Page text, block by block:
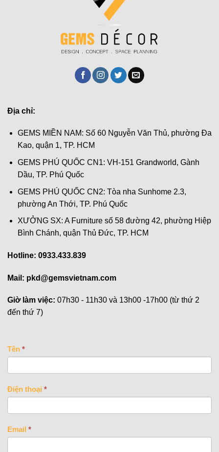
Địa chỉ:
GEMS MIỀN NAM: Số 60 Nguyễn Văn Thủ, phường Đa
Kao, quận 1, TP. HCM
GEMS PHÚ QUỐC CN1: VH-151 Grandworld, Gành
Dầu, TP. Phú Quốc
GEMS PHÚ QUỐC CN2: Tòa nha Sunhome 2.3,
phường An Thới, TP. Phú Quốc
XƯỞNG SX: A Furniture số 58 đường 42, phường Hiệp
Bình Chánh, quận Thủ Đức, TP. HCM
Hotline: 0933.433.839
Mail: pkd@gemsvietnam.com
Giờ làm việc: 07h30 - 11h30 và 13h00 -17h00 (từ thứ 2
đến thứ 7)
CONTACT
Tên *
Điện thoại *
Email *